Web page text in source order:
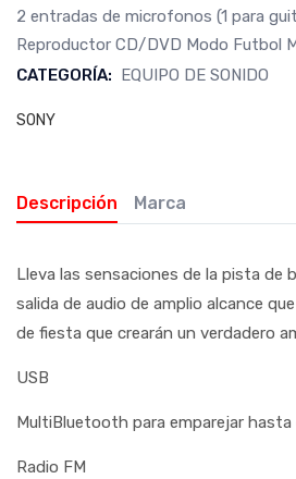
2 entradas de microfonos (1 para
Reproductor CD/DVD Modo Futbol
CATEGORÍA:
EQUIPO DE SONIDO
SONY
Descripción Marca
Lleva las sensaciones de la pista de
salida de audio de amplio alcance
de fiesta que crearán un verdadero
USB
MultiBluetooth para emparejar
Radio FM